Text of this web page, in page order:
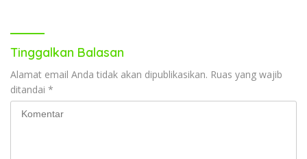
Tinggalkan Balasan
Alamat email Anda tidak akan dipublikasikan. Ruas yang wajib
ditandai *